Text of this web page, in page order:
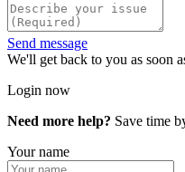
Send message
We'll get back to you as soon
Login now
Need more help? Save time
Your name